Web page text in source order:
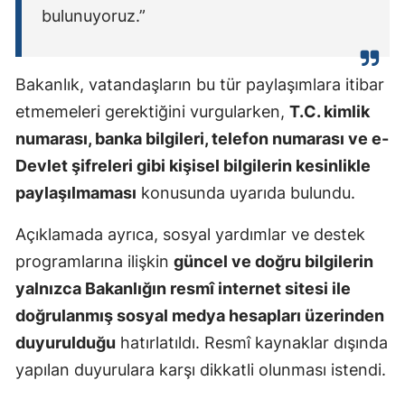
bulunuyoruz.”
Bakanlık, vatandaşların bu tür paylaşımlara itibar
etmemeleri gerektiğini vurgularken, T.C. kimlik
numarası, banka bilgileri, telefon numarası ve e-
Devlet şifreleri gibi kişisel bilgilerin kesinlikle
paylaşılmaması konusunda uyarıda bulundu.
Açıklamada ayrıca, sosyal yardımlar ve destek
programlarına ilişkin güncel ve doğru bilgilerin
yalnızca Bakanlığın resmî internet sitesi ile
doğrulanmış sosyal medya hesapları üzerinden
duyurulduğu hatırlatıldı. Resmî kaynaklar dışında
yapılan duyurulara karşı dikkatli olunması istendi.